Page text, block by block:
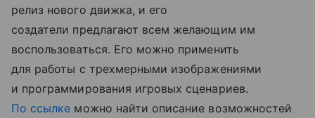
релиз нового движка, и его
создатели предлагают всем желающим им
воспользоваться. Его можно применить
для работы с трехмерными изображениями
и программирования игровых сценариев.
По ссылке можно найти описание возможностей